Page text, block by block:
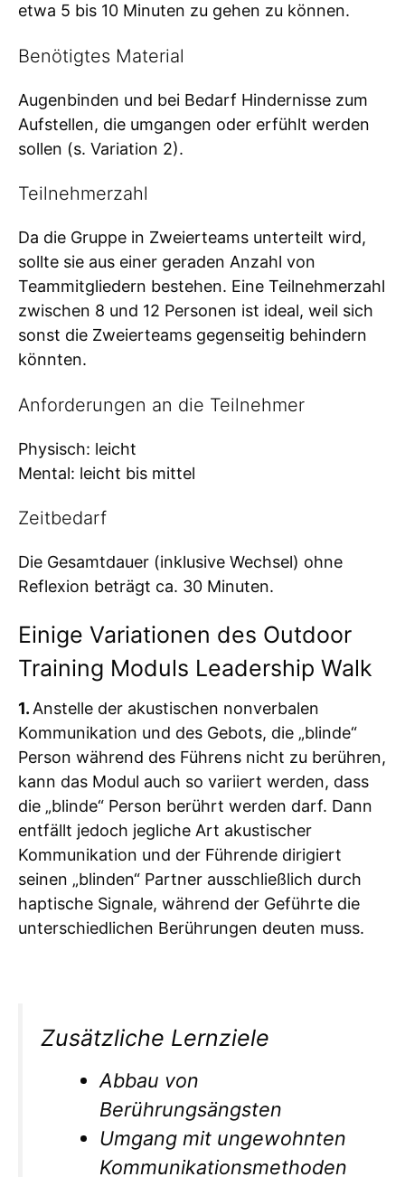
etwa 5 bis 10 Minuten zu gehen zu können.
Benötigtes Material
Augenbinden und bei Bedarf Hindernisse zum
Aufstellen, die umgangen oder erfühlt werden
sollen (s. Variation 2).
Teilnehmerzahl
Da die Gruppe in Zweierteams unterteilt wird,
sollte sie aus einer geraden Anzahl von
Teammitgliedern bestehen. Eine Teilnehmerzahl
zwischen 8 und 12 Personen ist ideal, weil sich
sonst die Zweierteams gegenseitig behindern
könnten.
Anforderungen an die Teilnehmer
Physisch: leicht
Mental: leicht bis mittel
Zeitbedarf
Die Gesamtdauer (inklusive Wechsel) ohne
Reflexion beträgt ca. 30 Minuten.
Einige Variationen des Outdoor
Training Moduls Leadership Walk
1. Anstelle der akustischen nonverbalen
Kommunikation und des Gebots, die „blinde“
Person während des Führens nicht zu berühren,
kann das Modul auch so variiert werden, dass
die „blinde“ Person berührt werden darf. Dann
entfällt jedoch jegliche Art akustischer
Kommunikation und der Führende dirigiert
seinen „blinden“ Partner ausschließlich durch
haptische Signale, während der Geführte die
unterschiedlichen Berührungen deuten muss.
Zusätzliche Lernziele
Abbau von
Berührungsängsten
Umgang mit ungewohnten
Kommunikationsmethoden